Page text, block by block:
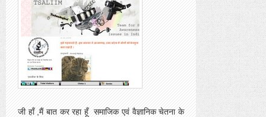
जी हाँ ,मैं बात कर रहा हूँ समाजिक एवं वैज्ञानिक चेतना के